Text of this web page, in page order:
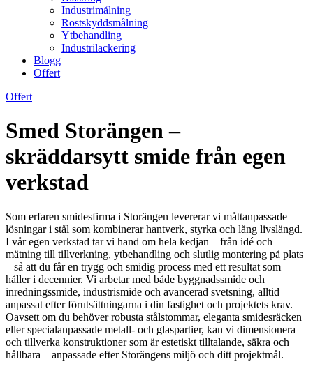
Industrimålning
Rostskyddsmålning
Ytbehandling
Industrilackering
Blogg
Offert
Offert
Smed Storängen –
skräddarsytt smide från egen
verkstad
Som erfaren smidesfirma i Storängen levererar vi måttanpassade
lösningar i stål som kombinerar hantverk, styrka och lång livslängd.
I vår egen verkstad tar vi hand om hela kedjan – från idé och
mätning till tillverkning, ytbehandling och slutlig montering på plats
– så att du får en trygg och smidig process med ett resultat som
håller i decennier. Vi arbetar med både byggnadssmide och
inredningssmide, industrismide och avancerad svetsning, alltid
anpassat efter förutsättningarna i din fastighet och projektets krav.
Oavsett om du behöver robusta stålstommar, eleganta smidesräcken
eller specialanpassade metall- och glaspartier, kan vi dimensionera
och tillverka konstruktioner som är estetiskt tilltalande, säkra och
hållbara – anpassade efter Storängens miljö och ditt projektmål.